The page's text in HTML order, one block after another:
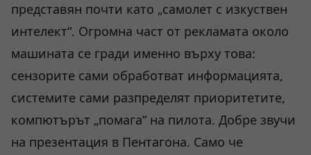
представян почти като „самолет с изкуствен
интелект“. Огромна част от рекламата около
машината се гради именно върху това:
сензорите сами обработват информацията,
системите сами разпределят приоритетите,
компютърът „помага“ на пилота. Добре звучи
на презентация в Пентагона. Само че